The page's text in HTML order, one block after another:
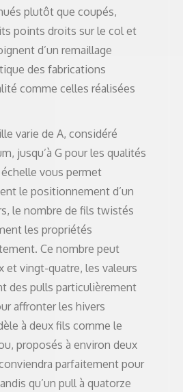
plutôt que coupés,
points droits sur le col et
d’un remaillage
des fabrications
comme celles réalisées
varie de A, considéré
jusqu’à G pour les qualités
vous permet
le positionnement d’un
le nombre de fils twistés
les propriétés
Ce nombre peut
et vingt-quatre, les valeurs
des pulls particulièrement
affronter les hivers
à deux fils comme le
proposés à environ deux
parfaitement pour
qu’un pull à quatorze